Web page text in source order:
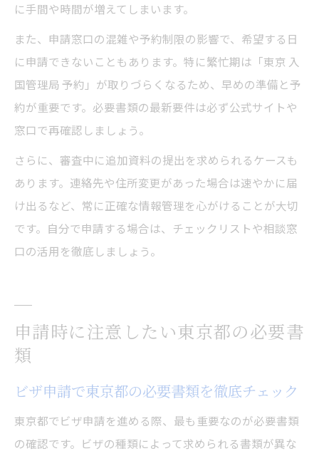
に手間や時間が増えてしまいます。
また、申請窓口の混雑や予約制限の影響で、希望する日
に申請できないこともあります。特に繁忙期は「東京 入
国管理局 予約」が取りづらくなるため、早めの準備と予
約が重要です。必要書類の最新要件は必ず公式サイトや
窓口で再確認しましょう。
さらに、審査中に追加資料の提出を求められるケースも
あります。連絡先や住所変更があった場合は速やかに届
け出るなど、常に正確な情報管理を心がけることが大切
です。自分で申請する場合は、チェックリストや相談窓
口の活用を徹底しましょう。
申請時に注意したい東京都の必要書
類
ビザ申請で東京都の必要書類を徹底チェック
東京都でビザ申請を進める際、最も重要なのが必要書類
の確認です。ビザの種類によって求められる書類が異な